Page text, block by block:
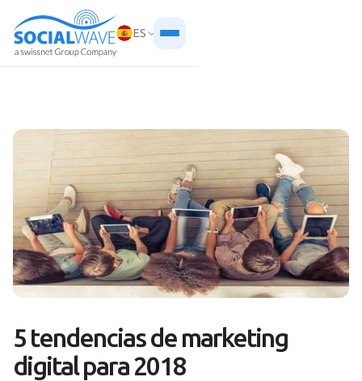
ES
5 tendencias de marketing
digital para 2018